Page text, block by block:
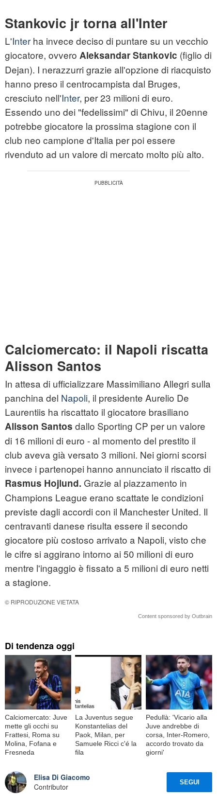
Stankovic jr torna all'Inter
L'Inter ha invece deciso di puntare su un vecchio
giocatore, ovvero Aleksandar Stankovic (figlio di
Dejan). I nerazzurri grazie all'opzione di riacquisto
hanno preso il centrocampista dal Bruges,
cresciuto nell'Inter, per 23 milioni di euro.
Essendo uno dei "fedelissimi" di Chivu, il 20enne
potrebbe giocatore la prossima stagione con il
club neo campione d'Italia per poi essere
rivenduto ad un valore di mercato molto più alto.
Calciomercato: il Napoli riscatta
Alisson Santos
In attesa di ufficializzare Massimiliano Allegri sulla
panchina del Napoli, il presidente Aurelio De
Laurentiis ha riscattato il giocatore brasiliano
Alisson Santos dallo Sporting CP per un valore
di 16 milioni di euro - al momento del prestito il
club aveva già versato 3 milioni. Nei giorni scorsi
invece i partenopei hanno annunciato il riscatto di
Rasmus Hojlund. Grazie al piazzamento in
Champions League erano scattate le condizioni
previste dagli accordi con il Manchester United. Il
centravanti danese risulta essere il secondo
giocatore più costoso arrivato a Napoli, visto che
le cifre si aggirano intorno ai 50 milioni di euro
mentre l'ingaggio è fissato a 5 milioni di euro netti
a stagione.
© RIPRODUZIONE VIETATA
Content sponsored by Outbrain
Di tendenza oggi
Calciomercato: Juve
mette gli occhi su
Frattesi, Roma su
Molina, Fofana e
Fresneda
La Juventus segue
Konstantelias del
Paok, Milan, per
Samuele Ricci c'é la
fila
Pedullà: 'Vicario alla
Juve andrebbe di
corsa, Inter-Romero,
accordo trovato da
giorni'
Elisa Di Giacomo
Contributor
SEGUI